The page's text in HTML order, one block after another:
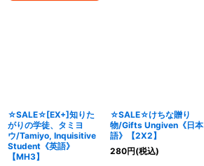
☆SALE☆[EX+]知りた
がりの学徒、タミヨ
ウ/Tamiyo, Inquisitive
Student《英語》
【MH3】
☆SALE☆けちな贈り
物/Gifts Ungiven《日本
語》【2X2】
280円(税込)